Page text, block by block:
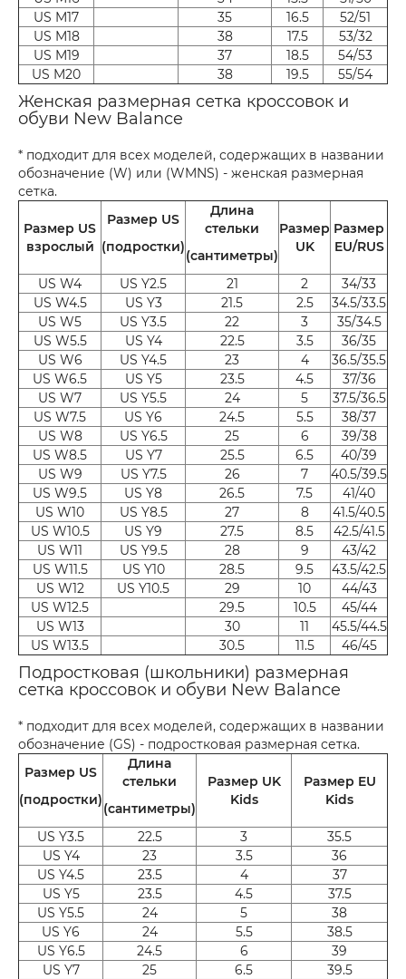
US M17
35 16.5
52/51
US M18
38 17.5
53/32
US M19
37 18.5
54/53
US M20
38 19.5 55/54
Женская размерная сетка кроссовок и
обуви New Balance
* подходит для всех моделей, содержащих в названии
обозначение (W) или (WMNS) - женская размерная
сетка.
Размер US
взрослый
Размер US
(подростки)
Длина
стельки
(сантиметры)
Размер
UK
Размер
EU/RUS
US W4 US Y2.5 21 2
34/33
US W4.5
US Y3 21.5 2.5
34.5/33.5
US W5
US Y3.5 22 3
35/34.5
US W5.5
US Y4 22.5 3.5
36/35
US W6
US Y4.5 23 4
36.5/35.5
US W6.5
US Y5 23.5 4.5
37/36
US W7
US Y5.5 24 5
37.5/36.5
US W7.5
US Y6 24.5 5.5
38/37
US W8
US Y6.5 25 6
39/38
US W8.5
US Y7 25.5 6.5
40/39
US W9
US Y7.5 26 7
40.5/39.5
US W9.5
US Y8 26.5 7.5
41/40
US W10
US Y8.5 27 8
41.5/40.5
US W10.5
US Y9 27.5 8.5
42.5/41.5
US W11
US Y9.5 28 9
43/42
US W11.5
US Y10 28.5 9.5
43.5/42.5
US W12
US Y10.5 29 10
44/43
US W12.5
29.5 10.5
45/44
US W13
30 11
45.5/44.5
US W13.5
30.5 11.5 46/45
Подростковая (школьники) размерная
сетка кроссовок и обуви New Balance
* подходит для всех моделей, содержащих в названии
обозначение (GS) - подростковая размерная сетка.
Размер US
(подростки)
Длина
стельки
(сантиметры)
Размер UK
Kids
Размер EU
Kids
US Y3.5 22.5 3
35.5
US Y4
23 3.5
36
US Y4.5
23.5 4
37
US Y5
23.5 4.5
37.5
US Y5.5
24 5
38
US Y6
24 5.5
38.5
US Y6.5
24.5 6
39
US Y7
25 6.5 39.5